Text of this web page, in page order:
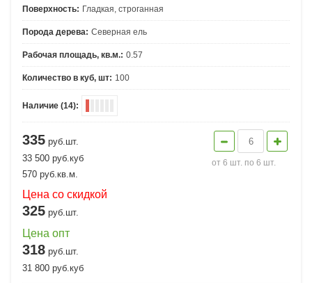
Поверхность: Гладкая, строганная
Порода дерева: Северная ель
Рабочая площадь, кв.м.: 0.57
Количество в куб, шт: 100
Наличие (14):
335 руб.шт.
33 500 руб.куб
570 руб.кв.м.
Цена со скидкой
325 руб.шт.
Цена опт
318 руб.шт.
31 800 руб.куб
от 6 шт. по 6 шт.